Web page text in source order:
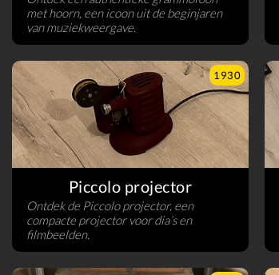
met hoorn, een icoon uit de beginjaren
van muziekweergave.
1930
Piccolo projector
Ontdek de Piccolo projector, een
compacte projector voor dia’s en
filmbeelden.